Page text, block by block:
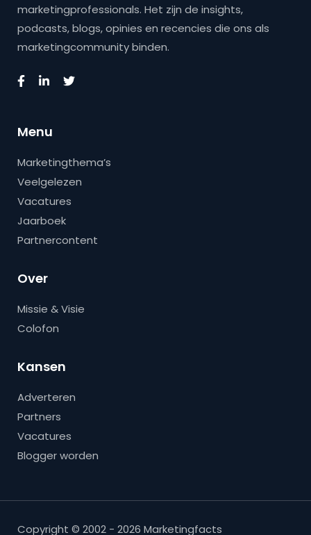
marketingprofessionals. Het zijn de insights,
podcasts, blogs, opinies en recencies die ons als
marketingcommunity binden.
Menu
Marketingthema’s
Veelgelezen
Vacatures
Jaarboek
Partnercontent
Over
Missie & Visie
Colofon
Kansen
Adverteren
Partners
Vacatures
Blogger worden
Copyright © 2002 - 2026 Marketingfacts